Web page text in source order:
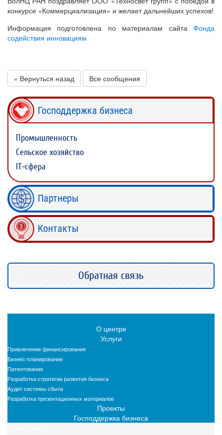
конкурсе «Коммерциализация» и желает дальнейших успехов!
Информация подготовлена по материалам сайта Фонда
содействия инновациям
« Вернуться назад Все сообщения
Господдержка бизнеса
Промышленность
Сельское хозяйство
IT-сфера
Партнеры
Контакты
Обратная связь
О центре
Услуги
Привлечение финансирования
Бизнес-планирование
Патентование
Разработка стратегии развития бизнеса
Аудит системы сбыта
Разработка презентационных материалов
Проекты
Господдержка бизнеса